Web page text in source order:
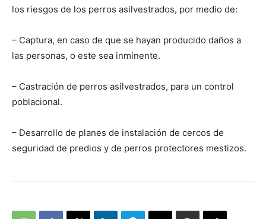
los riesgos de los perros asilvestrados, por medio de:
– Captura, en caso de que se hayan producido daños a
las personas, o este sea inminente.
– Castración de perros asilvestrados, para un control
poblacional.
– Desarrollo de planes de instalación de cercos de
seguridad de predios y de perros protectores mestizos.